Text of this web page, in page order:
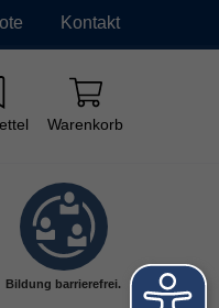
Kontakt
Warenkorb
Bildung barrierefrei.